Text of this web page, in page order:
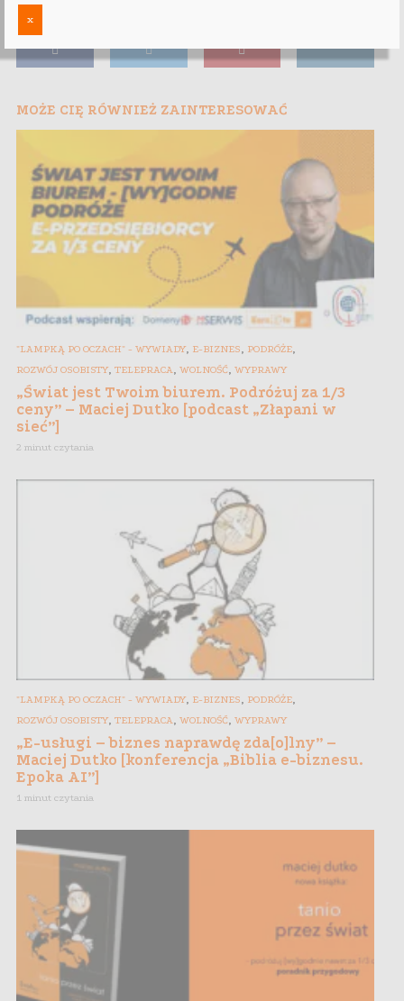
MOŻE CIĘ RÓWNIEŻ ZAINTERESOWAĆ
"LAMPKĄ PO OCZACH" - WYWIADY, E-BIZNES, PODRÓŻE,
ROZWÓJ OSOBISTY, TELEPRACA, WOLNOŚĆ, WYPRAWY
„Świat jest Twoim biurem. Podróżuj za 1/3
ceny” – Maciej Dutko [podcast „Złapani w
sieć”]
2 minut czytania
"LAMPKĄ PO OCZACH" - WYWIADY, E-BIZNES PODRÓŻE
ROZWÓJ OSOBISTY, TELEPRACA WOLNOŚĆ WYPRAWY
„E-usługi – biznes naprawdę zda[o]lny” –
Maciej Dutko [konferencja „Biblia e-biznesu.
Epoka AI”]
1 minut czytania
x